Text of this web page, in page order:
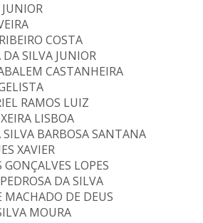
COSTA
SILVA JUNIOR
CASTANHEIRA
RAMOS LUIZ
LISBOA
SILVA BARBOSA SANTANA
XAVIER
LOPES
DA SILVA
DE DEUS
MOURA